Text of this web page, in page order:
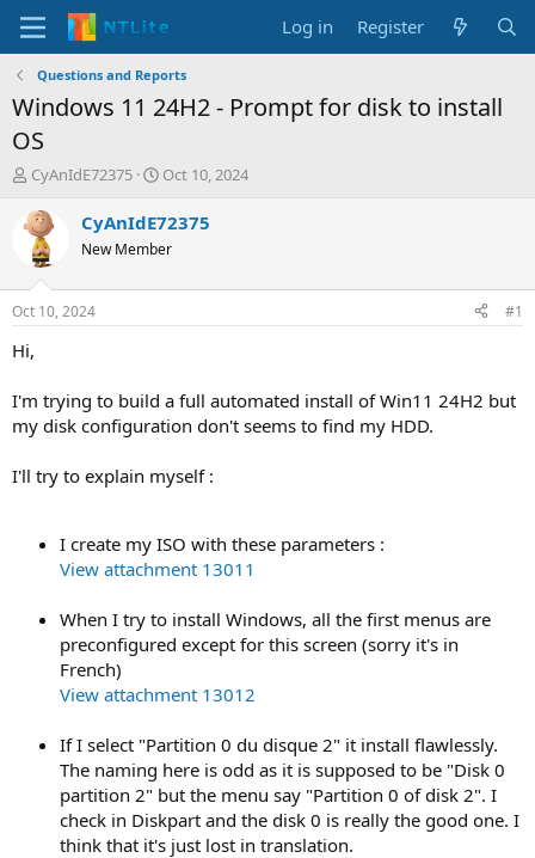
Log in Register
Questions and Reports
Windows 11 24H2 - Prompt for disk to install
OS
T
r
e
a
d
s
t
r
e
r
CyAnIdE72375
S
a
t
t
Oct 10, 2024
CyAnIdE72375
New Member
Oct 10, 2024 #1
Hi,
I'm trying to build a full automated install of Win11 24H2 but
my disk configuration don't seems to find my HDD.
I'll try to explain myself :
I create my ISO with these parameters :
View attachment 13011
When I try to install Windows, all the first menus are
preconfigured except for this screen (sorry it's in
French)
View attachment 13012
If I select "Partition 0 du disque 2" it install flawlessly.
The naming here is odd as it is supposed to be "Disk 0
partition 2" but the menu say "Partition 0 of disk 2". I
check in Diskpart and the disk 0 is really the good one. I
think that it's just lost in translation.